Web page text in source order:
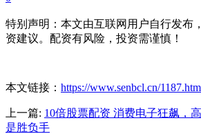
特别声明：本文由互联网用户自行发布
资建议。配资有风险，投资需谨慎！
本文链接： https://www.senbcl.cn/
上一篇: 10倍股票配资 消费电子狂飙，
是胜负手